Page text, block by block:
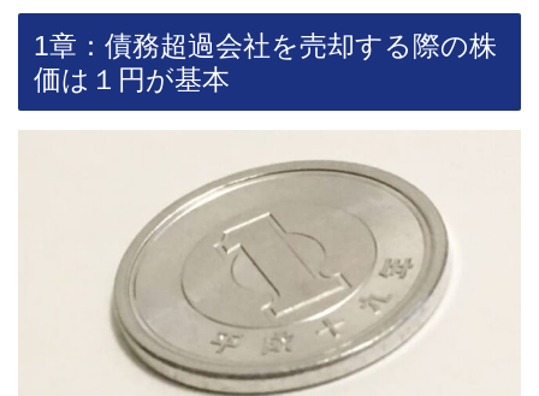
1章：債務超過会社を売却する際の株
価は１円が基本